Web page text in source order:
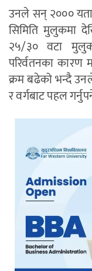
उनले सन् २००० यता
सिमिति मुलुकमा
२५/३० वटा
परिर्वतनका कारण
क्रम बढेको भन्दै
र वर्गबाट पहल